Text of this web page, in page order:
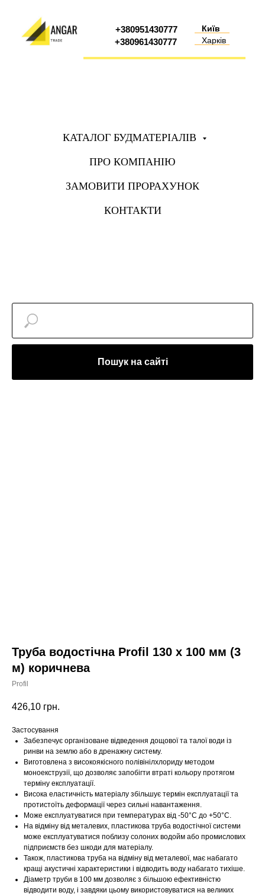
+380961430777
+380951430777
Київ
Харків
КАТАЛОГ БУДМАТЕРІАЛІВ
ПРО КОМПАНІЮ
ЗАМОВИТИ ПРОРАХУНОК
КОНТАКТИ
Пошук на сайті
Труба водостічна Profil 130 х 100 мм (3
м) коричнева
Profil
426,10 грн.
Застосування
Забезпечує організоване відведення дощової та талої води із
ринви на землю або в дренажну систему.
Виготовлена з високоякісного полівінілхлориду методом
моноекструзії, що дозволяє запобігти втраті кольору протягом
терміну експлуатації.
Висока еластичність матеріалу збільшує термін експлуатації та
протистоїть деформації через сильні навантаження.
Може експлуатуватися при температурах від -50°С до +50°С.
На відміну від металевих, пластикова труба водостічної системи
може експлуатуватися поблизу солоних водойм або промислових
підприємств без шкоди для матеріалу.
Також, пластикова труба на відміну від металевої, має набагато
кращі акустичні характеристики і відводить воду набагато тихіше.
Діаметр труби в 100 мм дозволяє з більшою ефективністю
відводити воду, і завдяки цьому використовуватися на великих